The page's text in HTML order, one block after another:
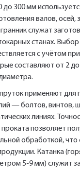
300 мм
валов, осей,
служат
станах.
с учётом
составляют от 2
применяют для
— болтов, винтов,
линиях.
позволяет
обработкой, что
Катанка
5-9 мм) служит